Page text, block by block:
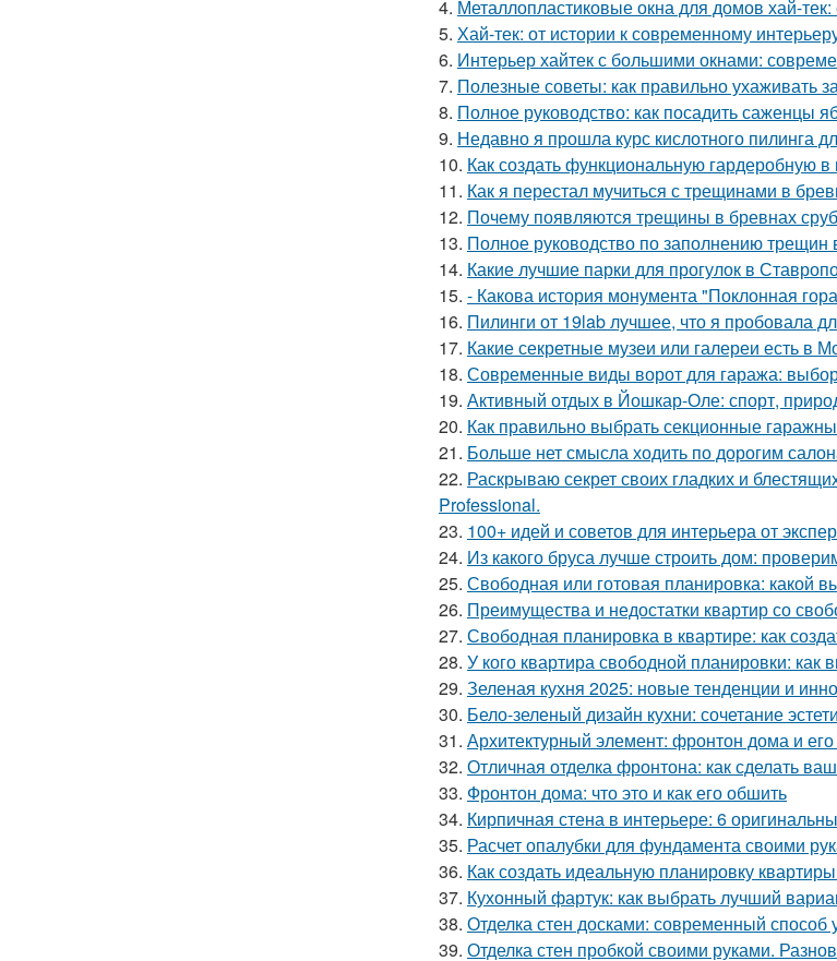
4. Металлопластиковые окна для домов хай-
5. Хай-тек: от истории к современному
6. Интерьер хайтек с большими окнами:
7. Полезные советы: как правильно ухаживать
8. Полное руководство: как посадить саженцы
9. Недавно я прошла курс кислотного пилинга
10. Как создать функциональную гардеробную
11. Как я перестал мучиться с трещинами в
12. Почему появляются трещины в бревнах
13. Полное руководство по заполнению трещин
14. Какие лучшие парки для прогулок в
15. - Какова история монумента "Поклонная гора
16. Пилинги от 19lab лучшее, что я пробовала
17. Какие секретные музеи или галереи есть в
18. Современные виды ворот для гаража:
19. Активный отдых в Йошкар-Оле: спорт,
20. Как правильно выбрать секционные
21. Больше нет смысла ходить по дорогим
22. Раскрываю секрет своих гладких и
Professional.
23. 100+ идей и советов для интерьера от
24. Из какого бруса лучше строить дом:
25. Свободная или готовая планировка: какой
26. Преимущества и недостатки квартир со
27. Свободная планировка в квартире: как
28. У кого квартира свободной планировки:
29. Зеленая кухня 2025: новые тенденции и
30. Бело-зеленый дизайн кухни: сочетание
31. Архитектурный элемент: фронтон дома и
32. Отличная отделка фронтона: как сделать
33. Фронтон дома: что это и как его обшить
34. Кирпичная стена в интерьере: 6
35. Расчет опалубки для фундамента своими
36. Как создать идеальную планировку
37. Кухонный фартук: как выбрать лучший
38. Отделка стен досками: современный способ
39. Отделка стен пробкой своими руками.